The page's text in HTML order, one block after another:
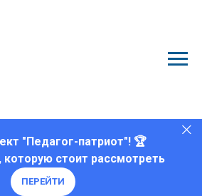
"Педагог-патриот"! 🏆
которую стоит рассмотреть
ПЕРЕЙТИ